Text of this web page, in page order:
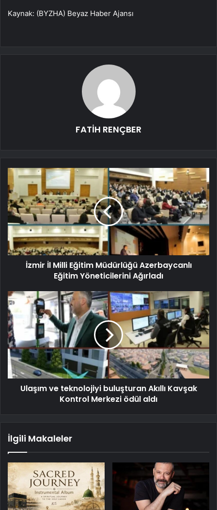
Kaynak: (BYZHA) Beyaz Haber Ajansı
FATİH RENÇBER
İzmir İl Milli Eğitim Müdürlüğü Azerbaycanlı
Eğitim Yöneticilerini Ağırladı
Ulaşım ve teknolojiyi buluşturan Akıllı Kavşak
Kontrol Merkezi ödül aldı
İlgili Makaleler